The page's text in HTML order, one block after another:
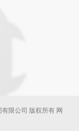
限公司 版权所有 网